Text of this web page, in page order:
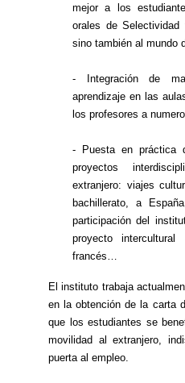
mejor a los
orales de Selectividad
sino también al mundo
- Integración de
aprendizaje en las
los profesores a
- Puesta en práctica
proyectos
extranjero: viajes
bachillerato, a
participación del
proyecto
francés…
El instituto trabaja
en la obtención de la carta
que los estudiantes se
movilidad al extranjero,
puerta al empleo.